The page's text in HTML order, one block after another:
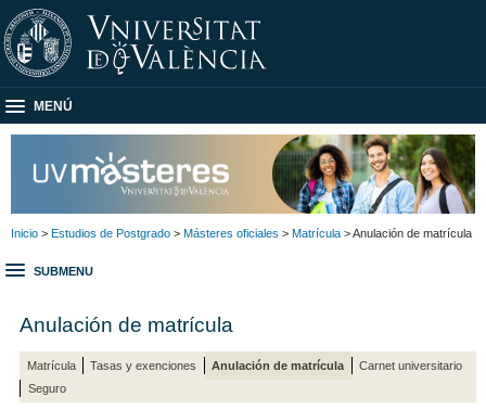
MENÚ
Inicio > Estudios de Postgrado > Másteres oficiales > Matrícula > Anulación de matrícula
SUBMENU
Anulación de matrícula
Matrícula Tasas y exenciones Anulación de matrícula
Carnet universitario
Seguro